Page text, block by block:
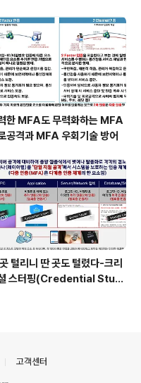
한 MFA도 무력화하는 MFA
공격과 MFA 우회기술 방어
털리니 딴 곳도 털렸다-크리
스터핑(Credential Stuff
고객센터